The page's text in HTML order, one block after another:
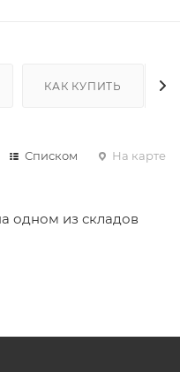
КАК КУПИТЬ
Списком На карте
одном из складов